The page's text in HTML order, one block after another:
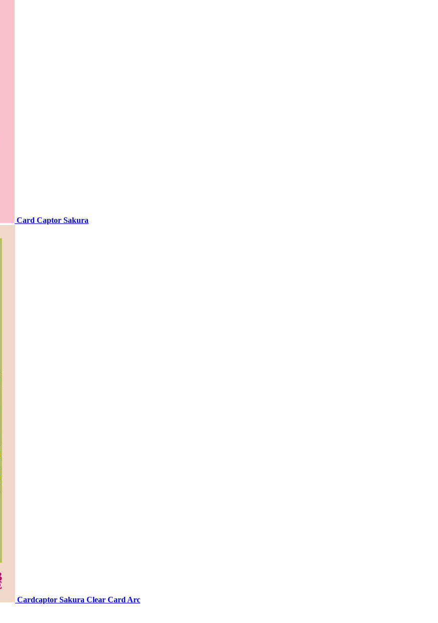
Card Captor Sakura
Cardcaptor Sakura Clear Card Arc